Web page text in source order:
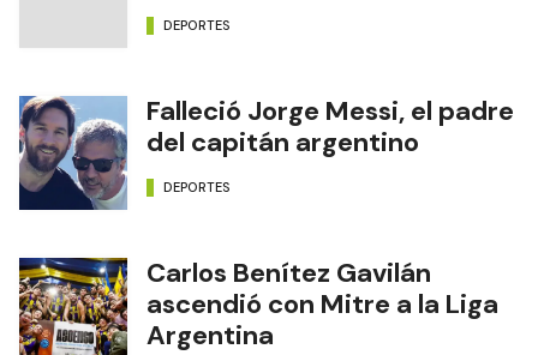
DEPORTES
Falleció Jorge Messi, el padre
del capitán argentino
DEPORTES
Carlos Benítez Gavilán
ascendió con Mitre a la Liga
Argentina